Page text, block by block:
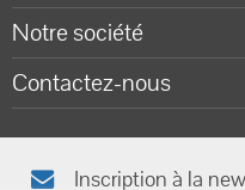
Notre société
Contactez-nous
Inscription à la